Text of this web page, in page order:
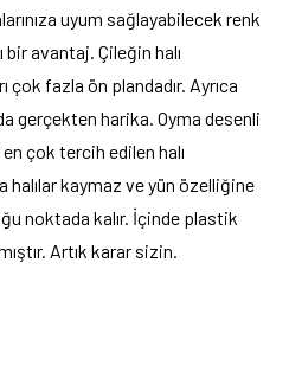
uyum sağlayabilecek renk
bir avantaj. Çileğin halı
çok fazla ön plandadır. Ayrıca
gerçekten harika. Oyma desenli
çok tercih edilen halı
halılar kaymaz ve yün özelliğine
noktada kalır. İçinde plastik
Artık karar sizin.